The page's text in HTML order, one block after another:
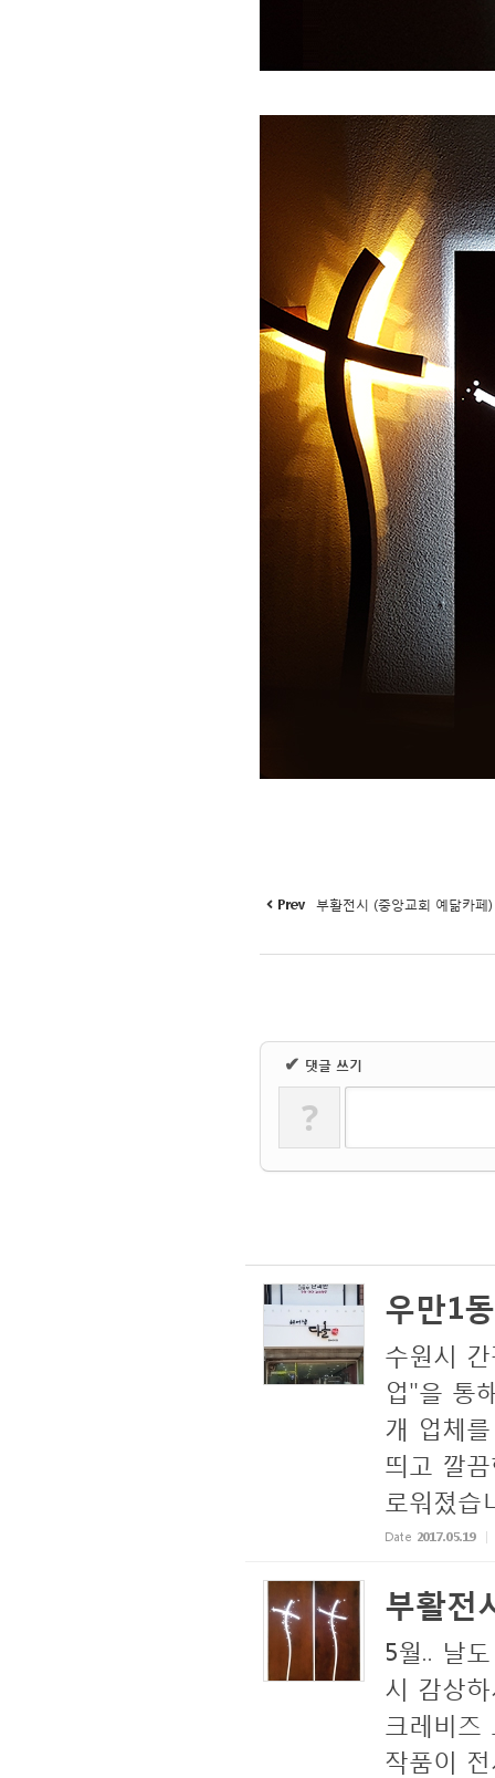
Prev 부활전시 (중앙교회 예닮카페)
✔ 댓글 쓰기
?
우만1
수원시
업"을 통
개 업체
띄고 깔
로워졌
Date 2017.05.19
부활전
5월.. 날
시 감상
크레비즈
작품이